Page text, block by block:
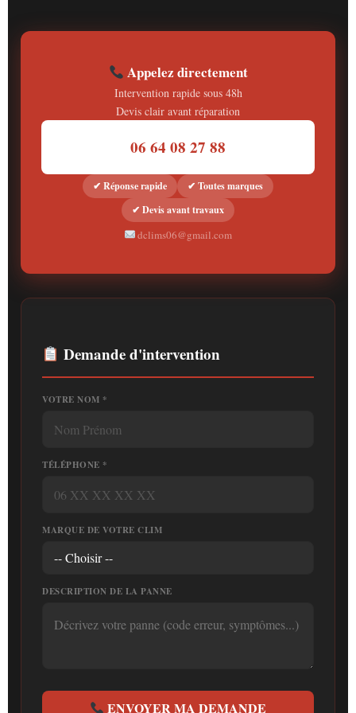
Appelez directement
Intervention rapide sous 48h
Devis clair avant réparation
06 64 08 27 88
✔ Réponse rapide
✔ Toutes marques
✔ Devis avant travaux
dclims06@gmail.com
Demande d'intervention
VOTRE NOM *
TÉLÉPHONE *
MARQUE DE VOTRE CLIM
DESCRIPTION DE LA PANNE
ENVOYER MA DEMANDE